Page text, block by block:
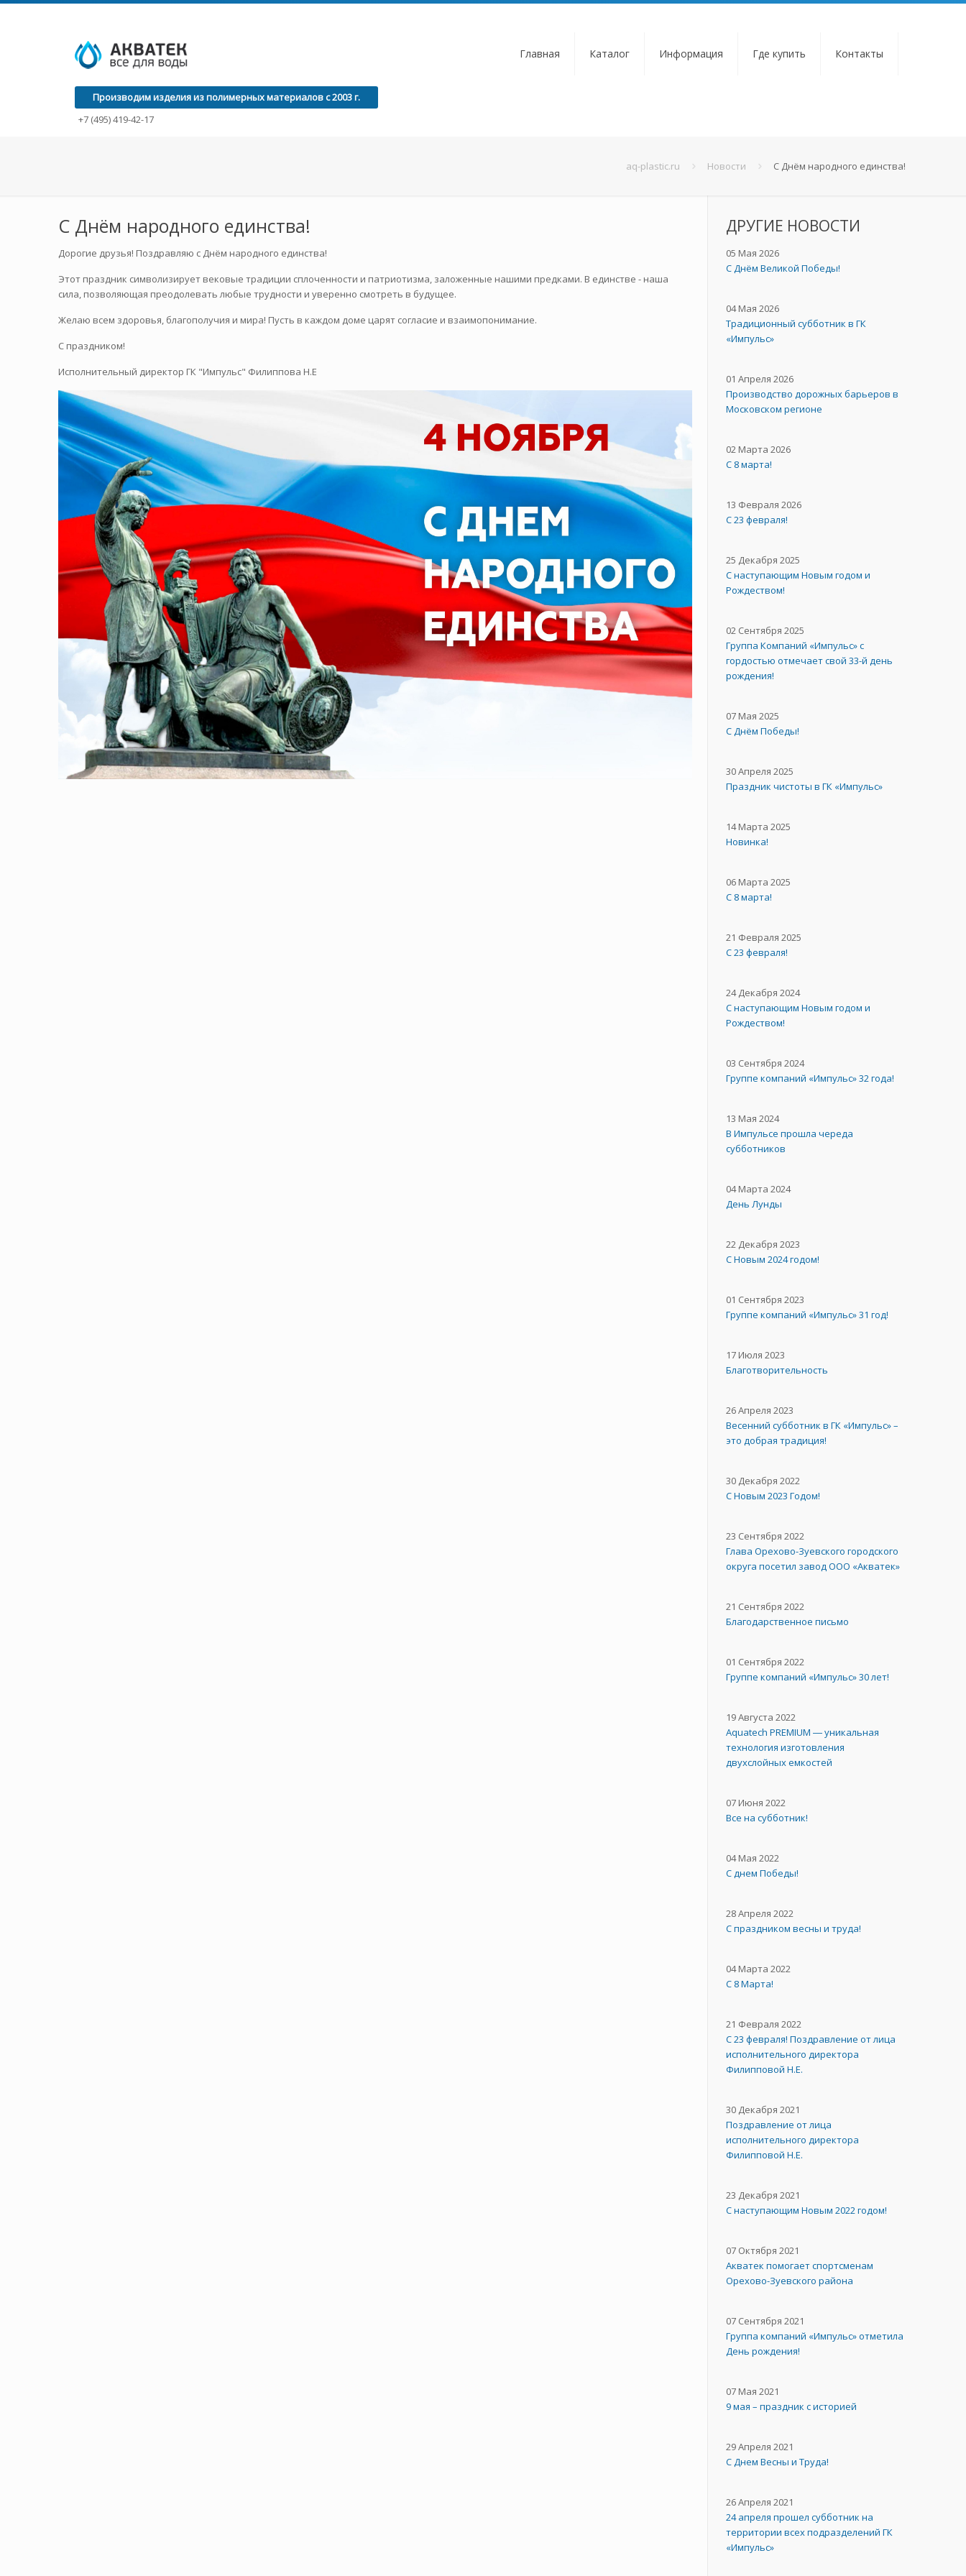
Производим изделия из полимерных материалов с 2003 г.
+7 (495) 419-42-17
Главная Каталог Информация Где купить Контакты
aq-plastic.ru Новости C Днём народного единства!
C Днём народного единства!
Дорогие друзья! Поздравляю с Днём народного единства!
Этот праздник символизирует вековые традиции сплоченности и патриотизма, заложенные нашими предками. В единстве - наша
сила, позволяющая преодолевать любые трудности и уверенно смотреть в будущее.
Желаю всем здоровья, благополучия и мира! Пусть в каждом доме царят согласие и взаимопонимание.
С праздником!
Исполнительный директор ГК "Импульс" Филиппова Н.Е
ДРУГИЕ НОВОСТИ
05 Мая 2026
C Днём Великой Победы!
04 Мая 2026
Традиционный субботник в ГК
«Импульс»
01 Апреля 2026
Производство дорожных барьеров в
Московском регионе
02 Марта 2026
С 8 марта!
13 Февраля 2026
С 23 февраля!
25 Декабря 2025
С наступающим Новым годом и
Рождеством!
02 Сентября 2025
Группа Компаний «Импульс» с
гордостью отмечает свой 33-й день
рождения!
07 Мая 2025
С Днём Победы!
30 Апреля 2025
Праздник чистоты в ГК «Импульс»
14 Марта 2025
Новинка!
06 Марта 2025
С 8 марта!
21 Февраля 2025
С 23 февраля!
24 Декабря 2024
С наступающим Новым годом и
Рождеством!
03 Сентября 2024
Группе компаний «Импульс» 32 года!
13 Мая 2024
В Импульсе прошла череда
субботников
04 Марта 2024
День Лунды
22 Декабря 2023
С Новым 2024 годом!
01 Сентября 2023
Группе компаний «Импульс» 31 год!
17 Июля 2023
Благотворительность
26 Апреля 2023
Весенний субботник в ГК «Импульс» –
это добрая традиция!
30 Декабря 2022
С Новым 2023 Годом!
23 Сентября 2022
Глава Орехово-Зуевского городского
округа посетил завод ООО «Акватек»
21 Сентября 2022
Благодарственное письмо
01 Сентября 2022
Группе компаний «Импульс» 30 лет!
19 Августа 2022
Aquatech PREMIUM ― уникальная
технология изготовления
двухслойных емкостей
07 Июня 2022
Все на субботник!
04 Мая 2022
С днем Победы!
28 Апреля 2022
С праздником весны и труда!
04 Марта 2022
С 8 Марта!
21 Февраля 2022
С 23 февраля! Поздравление от лица
исполнительного директора
Филипповой Н.Е.
30 Декабря 2021
Поздравление от лица
исполнительного директора
Филипповой Н.Е.
23 Декабря 2021
С наступающим Новым 2022 годом!
07 Октября 2021
Акватек помогает спортсменам
Орехово-Зуевского района
07 Сентября 2021
Группа компаний «Импульс» отметила
День рождения!
07 Мая 2021
9 мая – праздник с историей
29 Апреля 2021
C Днем Весны и Труда!
26 Апреля 2021
24 апреля прошел субботник на
территории всех подразделений ГК
«Импульс»